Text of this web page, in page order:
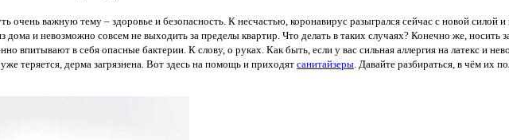
важную тему – здоровье и безопасность. К несчастью, коронавирус разыгрался сейчас с новой силой
дома и невозможно совсем не выходить за пределы квартир. Что делать в таких случаях? Конечно же,
впитывают в себя опасные бактерии. К слову, о руках. Как быть, если у вас сильная аллергия на латекс и
теряется, дерма загрязнена. Вот здесь на помощь и приходят санитайзеры . Давайте разбираться, в чём их